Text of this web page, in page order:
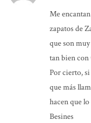
Me
zapatos de
que son
tan bien con
Por cierto, si
que más
hacen que
Besines